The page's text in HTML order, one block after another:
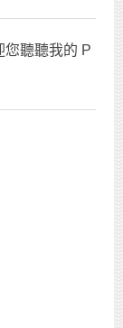
您聽聽我的 P